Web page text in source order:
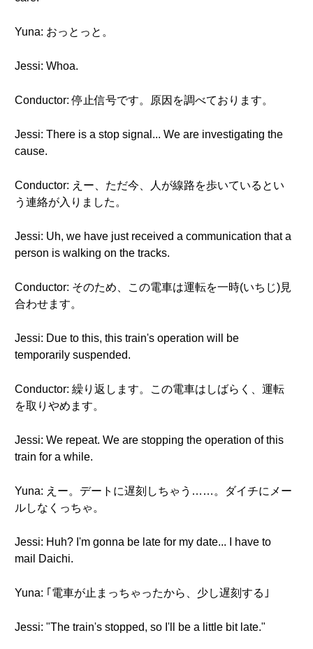
Yuna: おっとっと。
Jessi: Whoa.
Conductor: 停止信号です。原因を調べております。
Jessi: There is a stop signal... We are investigating the
cause.
Conductor: えー、ただ今、人が線路を歩いているとい
う連絡が入りました。
Jessi: Uh, we have just received a communication that a
person is walking on the tracks.
Conductor: そのため、この電車は運転を一時(いちじ)見
合わせます。
Jessi: Due to this, this train's operation will be
temporarily suspended.
Conductor: 繰り返します。この電車はしばらく、運転
を取りやめます。
Jessi: We repeat. We are stopping the operation of this
train for a while.
Yuna: えー。デートに遅刻しちゃう……。ダイチにメー
ルしなくっちゃ。
Jessi: Huh? I'm gonna be late for my date... I have to
mail Daichi.
Yuna: ｢電車が止まっちゃったから、少し遅刻する｣
Jessi: "The train's stopped, so I'll be a little bit late."